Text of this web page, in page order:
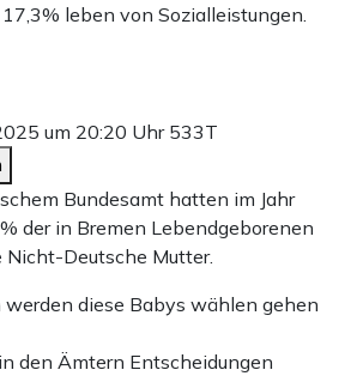
leben von Sozialleistungen.
um 20:20 Uhr 533T
Bundesamt hatten im Jahr
der in Bremen Lebendgeborenen
Nicht-Deutsche Mutter.
werden diese Babys wählen gehen
den Ämtern Entscheidungen